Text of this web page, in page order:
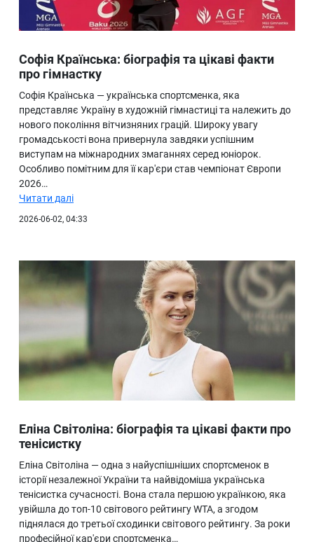
Софія Країнська: біографія та цікаві факти
про гімнастку
Софія Країнська — українська спортсменка, яка
представляє Україну в художній гімнастиці та належить до
нового покоління вітчизняних грацій. Широку увагу
громадськості вона привернула завдяки успішним
виступам на міжнародних змаганнях серед юніорок.
Особливо помітним для її кар'єри став чемпіонат Європи
2026…
Читати далі
2026-06-02, 04:33
Еліна Світоліна: біографія та цікаві факти про
тенісистку
Еліна Світоліна — одна з найуспішніших спортсменок в
історії незалежної України та найвідоміша українська
тенісистка сучасності. Вона стала першою українкою, яка
увійшла до топ-10 світового рейтингу WTA, а згодом
піднялася до третьої сходинки світового рейтингу. За роки
професійної кар'єри спортсменка…